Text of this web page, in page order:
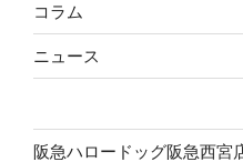
コラム
ニュース
阪急ハロードッグ阪急西